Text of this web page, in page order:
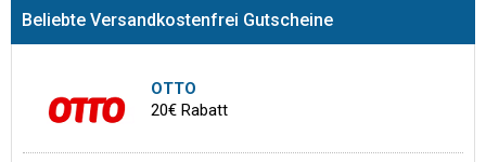
Beliebte Versandkostenfrei Gutscheine
OTTO
20€ Rabatt